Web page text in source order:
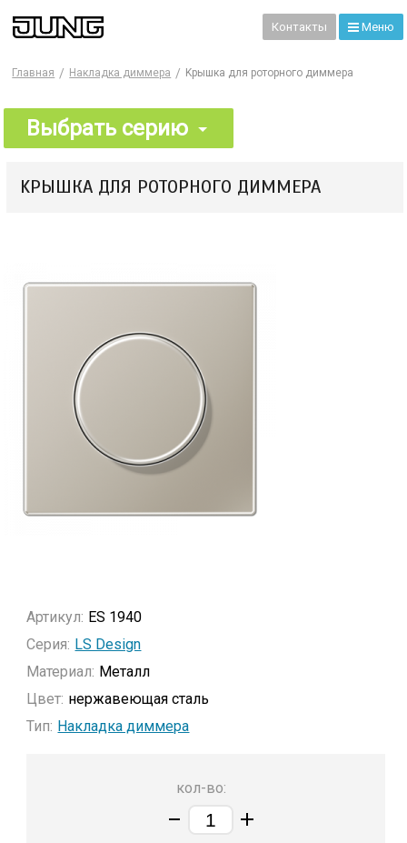
Контакты Меню
Главная Накладка диммера Kрышка для роторного диммера
Выбрать серию
KРЫШКА ДЛЯ РОТОРНОГО ДИММЕРА
Артикул: ES 1940
Серия: LS Design
Материал: Металл
Цвет: нержавеющая сталь
Тип: Накладка диммера
кол-во: